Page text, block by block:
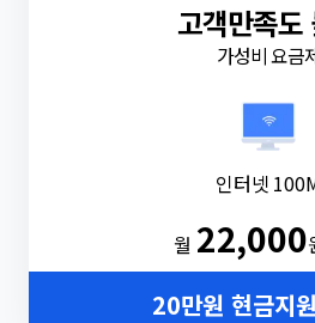
고객만족도
가성비 요금
인터넷
월 22,000
20만원 현금지